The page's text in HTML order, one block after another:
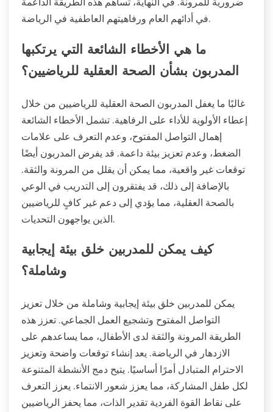
في أدائهم العام ورفاهيتهم العاطفية في الرياضة.
ما هي الأخطاء الشائعة التي يرتكبها
المدربون بشأن الصحة العقلية للرياضيين؟
غالبًا ما يغفل المدربون الصحة العقلية للرياضيين من خلال
إعطاء الأولوية للأداء على الرفاهية. تشمل الأخطاء الشائعة
إهمال التواصل المفتوح، وعدم التعرف على علامات
الضغط، وعدم تعزيز بيئة داعمة. قد يفرض المدربون أيضًا
توقعات غير واقعية، مما يمكن أن يقلل من المرونة والثقة.
بالإضافة إلى ذلك، قد يفتقرون إلى التدريب في الوعي
بالصحة العقلية، مما يؤدي إلى دعم غير كافٍ للرياضيين
الذين يواجهون التحديات.
كيف يمكن للمدربين خلق بيئة إيجابية
وشاملة؟
يمكن للمدربين خلق بيئة إيجابية وشاملة من خلال تعزيز
التواصل المفتوح وتشجيع العمل الجماعي. تعزز هذه
الطريقة المرونة والثقة لدى الأطفال، مما يساعدهم على
الازدهار في الرياضة. يعد إنشاء توقعات واضحة وتعزيز
الاحترام المتبادل أمرًا أساسيًا. يتيح دمج الأنشطة المتنوعة
لكل طفل المشاركة، مما يعزز شعور الانتماء. يعزز التعرف
على نقاط القوة الفردية تقدير الذات، مما يحفز الرياضيين